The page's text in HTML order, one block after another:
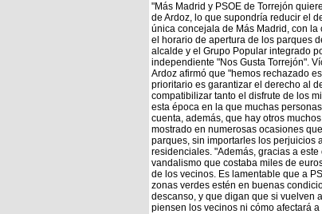
"Más Madrid y PSOE de Torrejón
de Ardoz, lo que supondría reducir el
única concejala de Más Madrid, con
el horario de apertura de los parques
alcalde y el Grupo Popular integrado
independiente "Nos Gusta Torrejón".
Ardoz afirmó que "hemos rechazado
prioritario es garantizar el derecho al
compatibilizar tanto el disfrute de los
esta época en la que muchas
cuenta, además, que hay otros
mostrado en numerosas ocasiones
parques, sin importarles los perjuicios
residenciales. "Además, gracias a
vandalismo que costaba miles de
de los vecinos. Es lamentable que a
zonas verdes estén en buenas
descanso, y que digan que si vuelven
piensen los vecinos ni cómo afectará